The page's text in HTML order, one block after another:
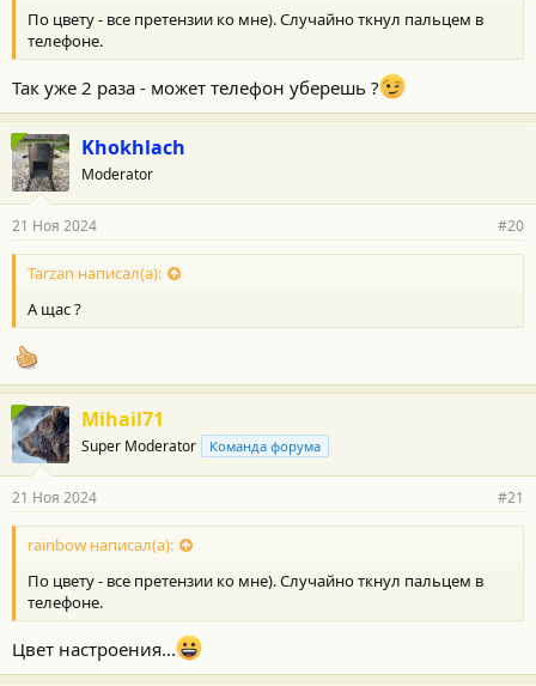
По цвету - все претензии ко мне). Случайно ткнул пальцем в
телефоне.
Так уже 2 раза - может телефон уберешь ?
Khokhlach
Moderator
21 Ноя 2024 #20
Tarzan написал(а):
А щас ?
Mihail71
Super Moderator Команда форума
21 Ноя 2024 #21
rainbow написал(а):
По цвету - все претензии ко мне). Случайно ткнул пальцем в
телефоне.
Цвет настроения...